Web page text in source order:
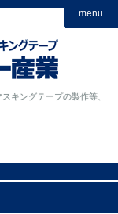
キングテープの製作等、
menu